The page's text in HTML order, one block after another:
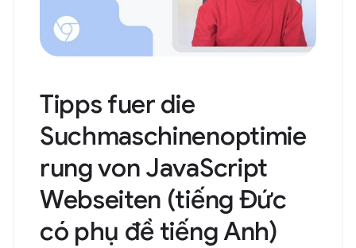
Tipps fuer die
Suchmaschinenoptimie
rung von JavaScript
Webseiten (tiếng Đức
có phụ đề tiếng Anh)